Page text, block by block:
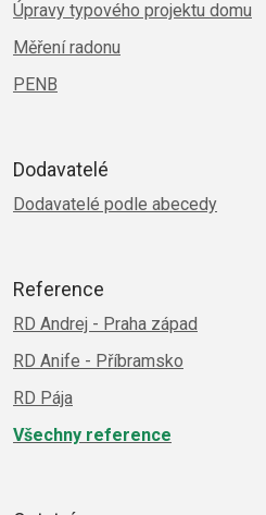
Úpravy typového projektu domu
Měření radonu
PENB
Dodavatelé
Dodavatelé podle abecedy
Reference
RD Andrej - Praha západ
RD Anife - Příbramsko
RD Pája
Všechny reference